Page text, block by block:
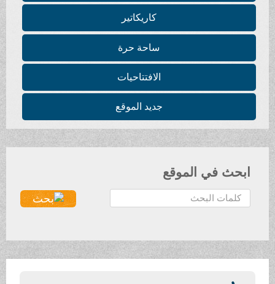
كاريكاتير
ساحة حرة
الافتتاحيات
جديد الموقع
ابحث في الموقع
ح
ث